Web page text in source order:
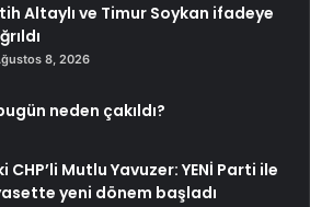
Altaylı ve Timur Soykan ifadeye
8, 2026
neden çakıldı?
CHP’li Mutlu Yavuzer: YENİ Parti ile
yeni dönem başladı